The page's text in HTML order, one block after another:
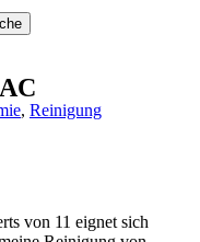
, Reinigung
von 11 eignet sich